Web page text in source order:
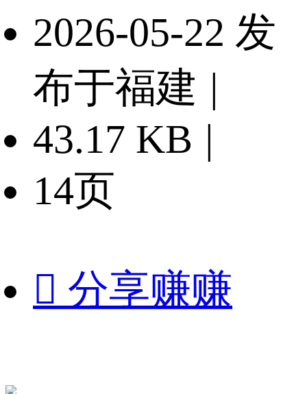
2026-05-22 发
布于福建 |
43.17 KB |
14页
 分享赚赚